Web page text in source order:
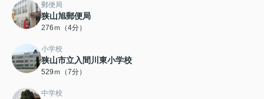
郵便局
狭山旭郵便局
276ｍ（4分）
小学校
狭山市立入間川東小学校
529ｍ（7分）
中学校